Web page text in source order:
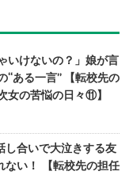
いけないの？」娘が言
“ある一言” 【転校先の
女の苦悩の日々⑪】
合いで大泣きする友
い！ 【転校先の担任